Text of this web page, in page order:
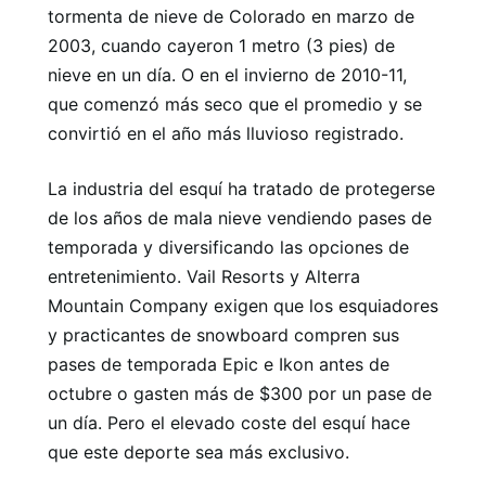
tormenta de nieve de Colorado en marzo de
2003, cuando cayeron 1 metro (3 pies) de
nieve en un día. O en el invierno de 2010-11,
que comenzó más seco que el promedio y se
convirtió en el año más lluvioso registrado.
La industria del esquí ha tratado de protegerse
de los años de mala nieve vendiendo pases de
temporada y diversificando las opciones de
entretenimiento. Vail Resorts y Alterra
Mountain Company exigen que los esquiadores
y practicantes de snowboard compren sus
pases de temporada Epic e Ikon antes de
octubre o gasten más de $300 por un pase de
un día. Pero el elevado coste del esquí hace
que este deporte sea más exclusivo.